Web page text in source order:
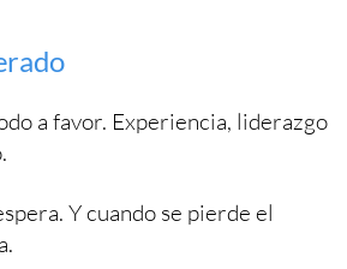
a favor. Experiencia, liderazgo
Y cuando se pierde el